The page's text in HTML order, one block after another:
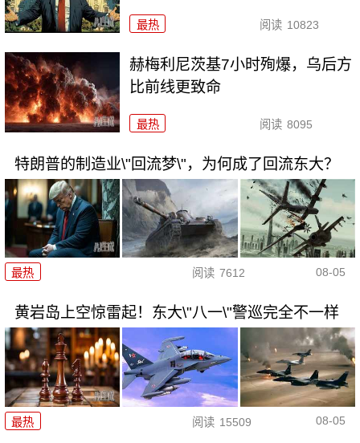
最热 阅读 10823
赫梅利尼茨基7小时殉爆，乌后方
比前线更致命
最热 阅读 8095
特朗普的制造业\"回流梦\"，为何成了回流东大？
最热 阅读 7612 08-05
黄岩岛上空惊雷起！东大\"八一\"警巡完全不一样
最热 阅读 15509 08-05